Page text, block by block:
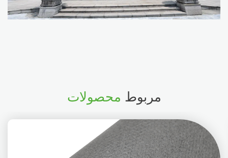
مربوط محصولات